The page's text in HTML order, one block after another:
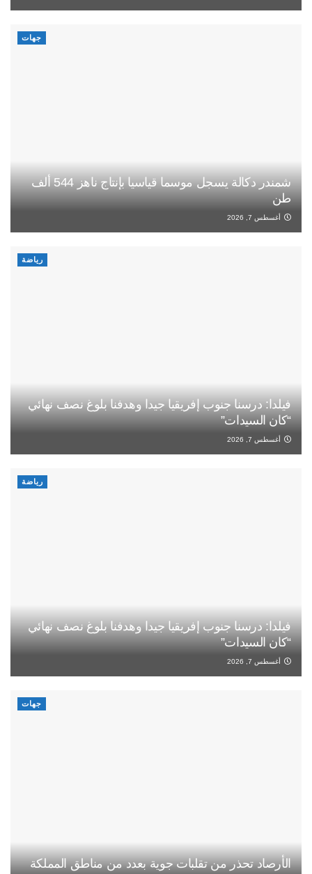
جهات
شمندر دكالة يسجل موسما قياسيا بإنتاج ناهز 544 ألف
طن
أغسطس 7, 2026
رياضة
فيلدا: درسنا جنوب إفريقيا جيدا وهدفنا بلوغ نصف نهائي
“كان السيدات”
أغسطس 7, 2026
رياضة
فيلدا: درسنا جنوب إفريقيا جيدا وهدفنا بلوغ نصف نهائي
“كان السيدات”
أغسطس 7, 2026
جهات
الأرصاد تحذر من تقلبات جوية بعدد من مناطق المملكة